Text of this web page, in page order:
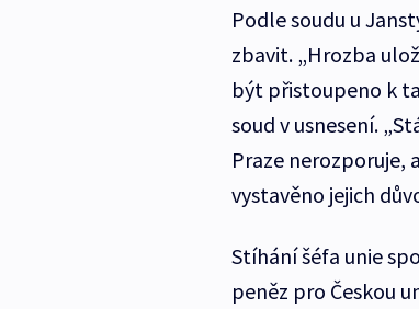
Podle soudu u
zbavit. „Hrozba
být přistoupeno k
soud v usnesení.
Praze nerozporuje,
vystavěno jejich
Stíhání šéfa unie
peněz pro Českou